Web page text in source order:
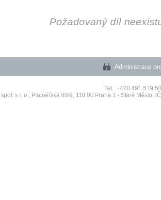
Požadovaný díl
Administrace
Tel.: +420 491 519
s r. o., Platnéřská 88/9, 110 00 Praha 1 - Staré Město,